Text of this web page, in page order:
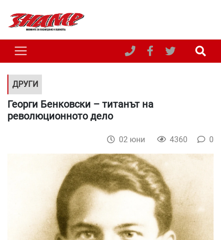
ДРУГИ
Георги Бенковски – титанът на
революционното дело
02 юни 4360 0